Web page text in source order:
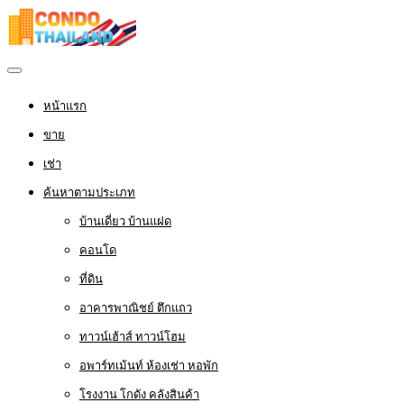
หน้าแรก
ขาย
เช่า
ค้นหาตามประเภท
บ้านเดี่ยว บ้านแฝด
คอนโด
ที่ดิน
อาคารพาณิชย์ ตึกแถว
ทาวน์เฮ้าส์ ทาวน์โฮม
อพาร์ทเม้นท์ ห้องเช่า หอพัก
โรงงาน โกดัง คลังสินค้า